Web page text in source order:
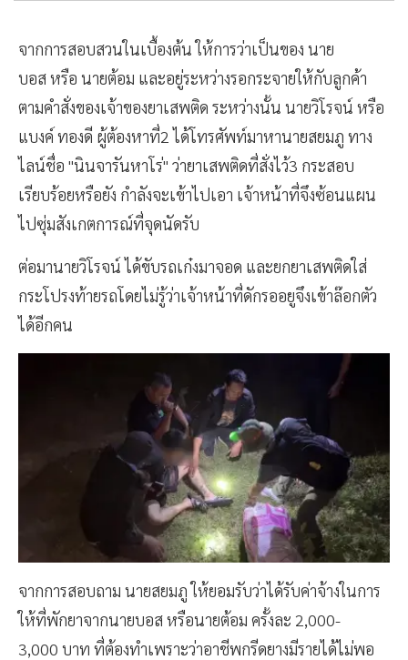
จากการสอบสวนในเบื้องต้น ให้การว่าเป็นของ นาย
บอส หรือ นายต้อม และอยู่ระหว่างรอกระจายให้กับลูกค้า
ตามคำสั่งของเจ้าของยาเสพติด ระหว่างนั้น นายวิโรจน์ หรือ
แบงค์ ทองดี ผู้ต้องหาที่2 ได้โทรศัพท์มาหานายสยมภู ทาง
ไลน์ชื่อ "นินจารันหาโร่" ว่ายาเสพติดที่สั่งไว้3 กระสอบ
เรียบร้อยหรือยัง กำลังจะเข้าไปเอา เจ้าหน้าที่จึงซ้อนแผน
ไปซุ่มสังเกตการณ์ที่จุดนัดรับ
ต่อมานายวิโรจน์ ได้ขับรถเก๋งมาจอด และยกยาเสพติดใส่
กระโปรงท้ายรถโดยไม่รู้ว่าเจ้าหน้าที่ดักรออยูจึงเข้าล๊อกตัว
ได้อีกคน
จากการสอบถาม นายสยมภู ให้ยอมรับว่าได้รับค่าจ้างในการ
ให้ที่พักยาจากนายบอส หรือนายต้อม ครั้งละ 2,000-
3,000 บาท ที่ต้องทำเพราะว่าอาชีพกรีดยางมีรายได้ไม่พอ